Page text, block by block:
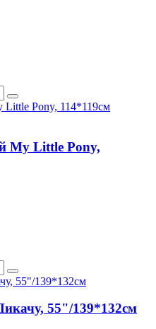
My Little Pony,
55"/139*132см